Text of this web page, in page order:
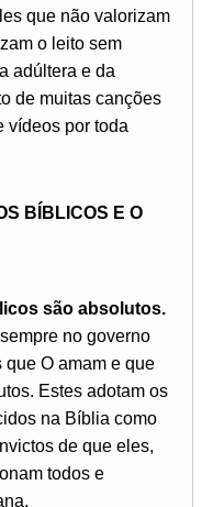
que não valorizam
o leito sem
adúltera e da
de muitas canções
vídeos por toda
BÍBLICOS E O
são absolutos.
no governo
O amam e que
Estes adotam os
na Bíblia como
de que eles,
todos e